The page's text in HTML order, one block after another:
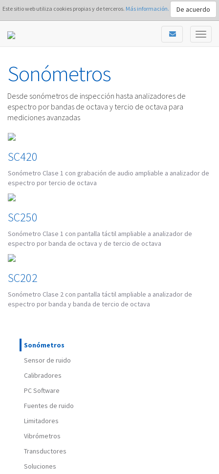
Este sitio web utiliza cookies propias y de terceros. Más información. De acuerdo
Sonómetros
Desde sonómetros de inspección hasta analizadores de
espectro por bandas de octava y tercio de octava para
mediciones avanzadas
SC420
Sonómetro Clase 1 con grabación de audio ampliable a analizador de
espectro por tercio de octava
SC250
Sonómetro Clase 1 con pantalla táctil ampliable a analizador de
espectro por banda de octava y de tercio de octava
SC202
Sonómetro Clase 2 con pantalla táctil ampliable a analizador de
espectro por banda y banda de tercio de octava
Sonómetros
Sensor de ruido
Calibradores
PC Software
Fuentes de ruido
Limitadores
Vibrómetros
Transductores
Soluciones